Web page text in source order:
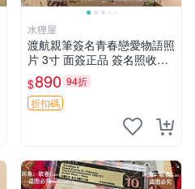
水狸屋
渡航親筆簽名青春戀愛物語照
片 3寸 面簽正品 簽名照收藏
推薦 電腦 動畫 原創漫畫
$890 94折
折扣碼